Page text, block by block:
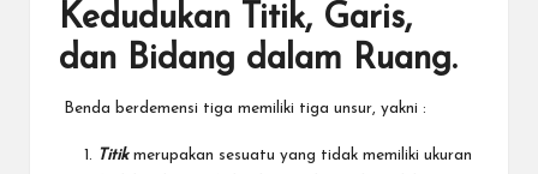
Kedudukan Titik, Garis,
dan Bidang dalam Ruang.
Benda berdemensi tiga memiliki tiga unsur, yakni :
Titik merupakan sesuatu yang tidak memiliki ukuran